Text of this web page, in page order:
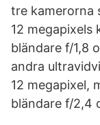
tre kamerorna
12 megapixels
bländare f/1,8
andra
12 megapixel,
bländare f/2,4